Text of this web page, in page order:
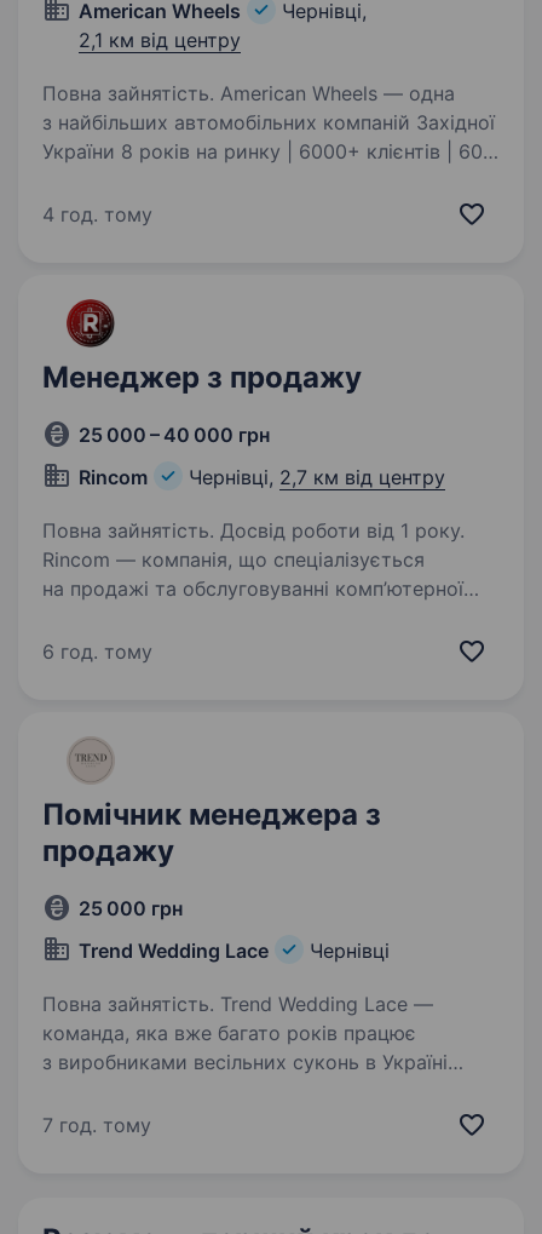
American Wheels
Чернівці,
2,1 км від центру
Повна зайнятість. American Wheels — одна
з найбільших автомобільних компаній Західної
України 8 років на ринку | 6000+ клієнтів | 60+
всередині компанії Ми маємо 2 власні
4 год. тому
Менеджер з продажу
25 000 – 40 000 грн
Rincom
Чернівці, 2,7 км від центру
Повна зайнятість. Досвід роботи від 1 року.
Rincom — компанія, що спеціалізується
на продажі та обслуговуванні комп’ютерної
Ми продаємо комплектуючі, збірку та ремонт
6 год. тому
Помічник менеджера з
продажу
25 000 грн
Trend Wedding Lace
Чернівці
Повна зайнятість. Trend Wedding Lace —
команда, яка вже багато років працює
з виробниками весільних суконь в Україні
тому шукаємо відповідальну людину, яка
7 год. тому